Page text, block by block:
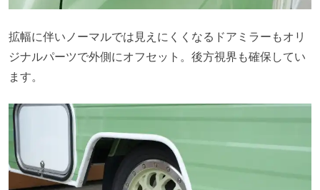
拡幅に伴いノーマルでは見えにくくなるドアミラーもオリ
ジナルパーツで外側にオフセット。後方視界も確保してい
ます。